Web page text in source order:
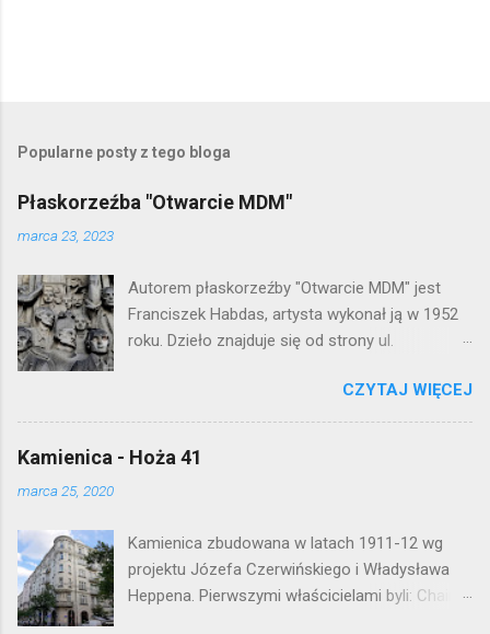
e
i
j
o
m
e
n
t
a
Popularne posty z tego bloga
Płaskorzeźba "Otwarcie MDM"
marca 23, 2023
Autorem płaskorzeźby "Otwarcie MDM" jest
Franciszek Habdas, artysta wykonał ją w 1952
roku. Dzieło znajduje się od strony ul.
warszawskiej flagowej inwestycji
mieszkaniowej lat 50. Lokalizacja: Śródmieście
CZYTAJ WIĘCEJ
Kamienica - Hoża 41
marca 25, 2020
Kamienica zbudowana w latach 1911-12 wg
projektu Józefa Czerwińskiego i Władysława
Heppena. Pierwszymi właścicielami byli: Chaim